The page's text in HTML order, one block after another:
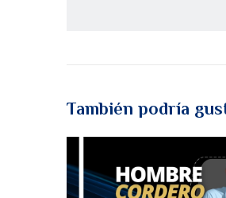
También podría